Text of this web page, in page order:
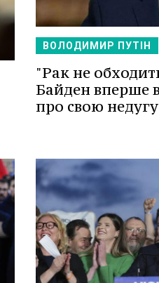
ВОЛОДИМИР ПУТІН
"Рак не
Байден вперше
про свою